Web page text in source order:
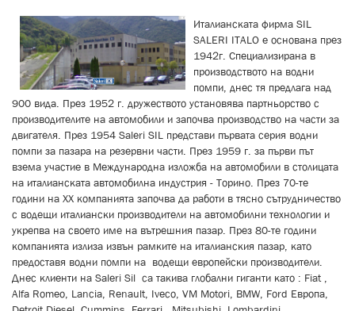
Италианската фирма SIL
SALERI ITALO е основана през
1942г. Специализирана в
производството на водни
помпи, днес тя предлага над
900 вида. През 1952 г. дружеството установява партньорство с
производителите на автомобили и започва производство на части за
двигателя. През 1954 Saleri SIL представи първата серия водни
помпи за пазара на резервни части. През 1959 г. за първи път
взема участие в Международна изложба на автомобили в столицата
на италианската автомобилна индустрия - Торино. През 70-те
години на XX компанията започва да работи в тясно сътрудничество
с водещи италиански производители на автомобилни технологии и
укрепва на своето име на вътрешния пазар. През 80-те години
компанията излиза извън рамките на италианския пазар, като
предоставя водни помпи на водещи европейски производители.
Днес клиенти на Saleri Sil са такива глобални гиганти като : Fiat ,
Alfa Romeo, Lancia, Renault, Iveco, VM Motori, BMW, Ford Европа,